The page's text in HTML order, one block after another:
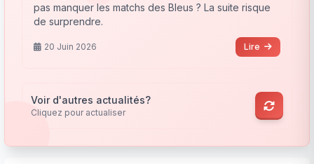
pas manquer les matchs des Bleus ? La suite risque
de surprendre.
20 Juin 2026 Lire
Voir d'autres actualités?
Cliquez pour actualiser